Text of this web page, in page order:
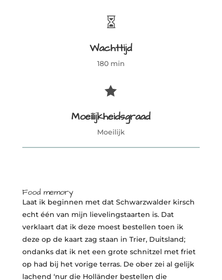

Wachttijd
180 min

Moeilijkheidsgraad
Moeilijk
Food memory
Laat ik beginnen met dat Schwarzwalder kirsch
echt één van mijn lievelingstaarten is. Dat
verklaart dat ik deze moest bestellen toen ik
deze op de kaart zag staan in Trier, Duitsland;
ondanks dat ik net een grote schnitzel met friet
op had bij het vorige terras. De ober zei al gelijk
lachend ‘nur die Holländer bestellen die